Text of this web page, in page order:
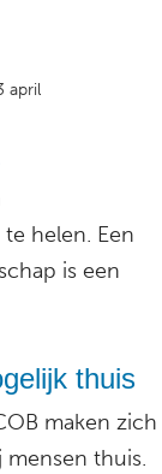
april
helen. Een
is een
thuis
maken zich
mensen thuis.